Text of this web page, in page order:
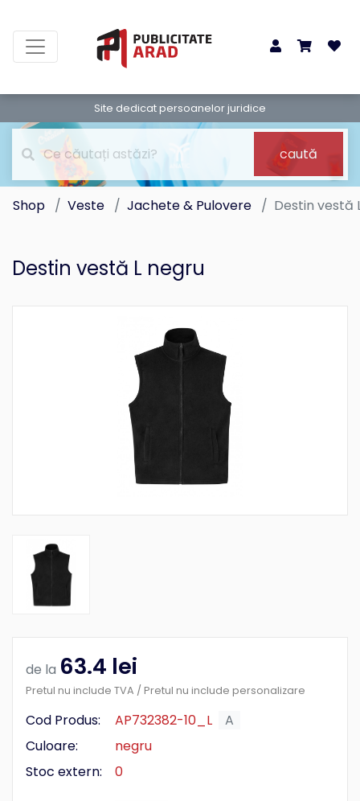
Site dedicat persoanelor juridice
caută
Shop Veste Jachete & Pulovere Destin vestă
Destin vestă L negru
de la 63.4 lei
Pretul nu include TVA / Pretul nu include personalizare
Cod Produs: AP732382-10_L
A
Culoare:
negru
Stoc extern:
0